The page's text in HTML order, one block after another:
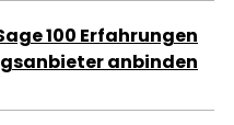
100 Erfahrungen
anbinden